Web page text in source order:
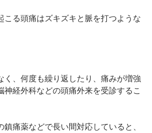
こる頭痛はズキズキと脈を打つような
く、何度も繰り返したり、痛みが増強
神経外科などの頭痛外来を受診するこ
痛薬などで長い間対応していると、